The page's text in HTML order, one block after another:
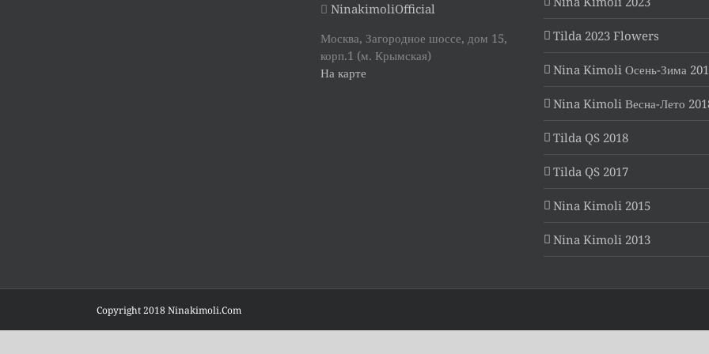
NinakimoliOfficial
Москва, Загородное шоссе, дом 15,
корп.1 (м. Крымская)
На карте
Tilda 2023 Flowers
Nina Kimoli Осень-Зима
Nina Kimoli Весна-Лето
Tilda QS 2018
Tilda QS 2017
Nina Kimoli 2015
Nina Kimoli 2013
Copyright 2018 Ninakimoli.Com